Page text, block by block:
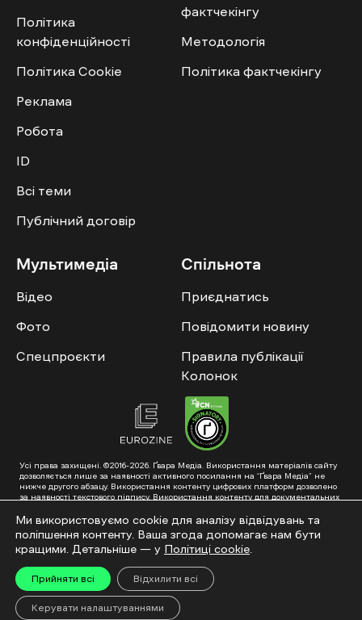
Політика
конфіденційності
Політика Cookie
Реклама
Робота
ID
Всі теми
Публічний договір
фактчекінгу
Методологія
Політика фактчекінгу
Мультимедіа
Відео
Фото
Спецпроєкти
Спільнота
Приєднатись
Повідомити новину
Правила публікації
Колонок
Усі права захищені. ©2016-2026. Ґвара Медіа. Використання матеріалів сайту
дозволяється лише за наявності активного посилання на “Ґвара Медіа” не
нижче другого абзацу. Використання контенту цифрових платформ дозволено
за наявності текстового підпису. Використання контенту для документальних
схвалення від редакції.
Суб’єкт у сфері онлайн-медіа; ідентифікатор медіа – R40-01353. Поштова
адреса: ГО «Ґвара Медіа», 61057, Харків, вул. Гоголя, 14, абонентська скринька
№7400
Підкинь нам тему на пошту – hello@gwaramedia.com
Модернізація сайту:
Ми використовуємо cookie для аналізу відвідувань та
поліпшення контенту. Ваша згода допомагає нам бути
кращими. Детальніше — у Політиці cookie
Прийняти всі Відхилити всі
Керувати налаштуваннями